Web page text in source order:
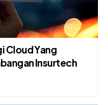
Cloud Yang
Insurtech